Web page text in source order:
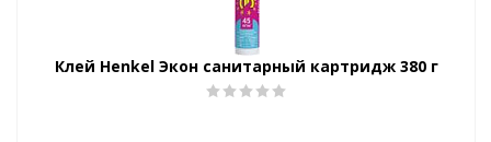
Клей Henkel Экон санитарный картридж 380 г